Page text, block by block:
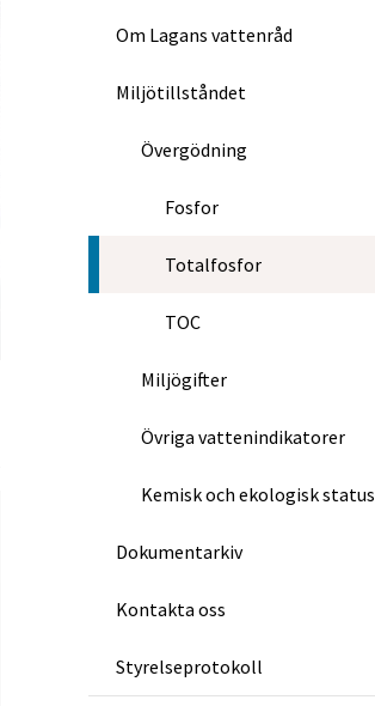
Om Lagans vattenråd
Miljötillståndet
Övergödning
Fosfor
Totalfosfor
TOC
Miljögifter
Övriga vattenindikatorer
Kemisk och ekologisk status
Dokumentarkiv
Kontakta oss
Styrelseprotokoll